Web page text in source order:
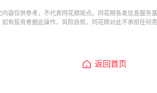
内容仅供参考，不代表同花顺观点。同花顺各类信息服务
有投资者据此操作，风险自担，同花顺对此不承担任何责
返回首页